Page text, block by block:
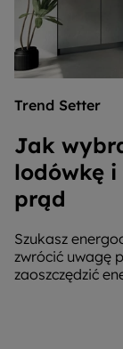
Trend Setter
Jak
lodówkę
prąd
Szukasz
zwrócić uwagę
zaoszczędzić